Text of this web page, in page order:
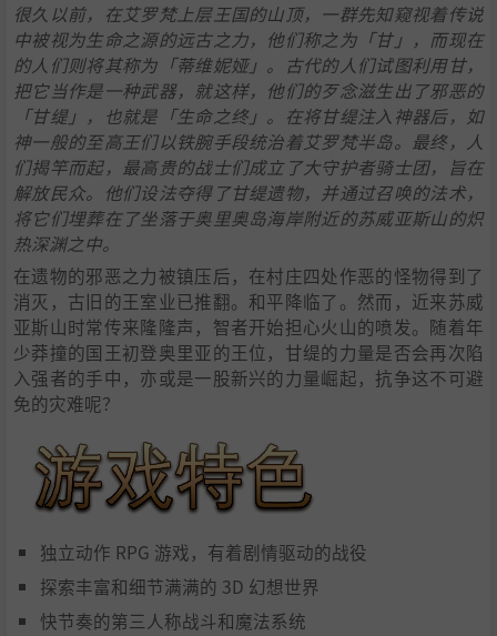
很久以前，在艾罗梵上层王国的山顶，一群先知窥视着传说
中被视为生命之源的远古之力，他们称之为「甘」，而现在
的人们则将其称为「蒂维妮娅」。古代的人们试图利用甘，
把它当作是一种武器，就这样，他们的歹念滋生出了邪恶的
「甘缇」，也就是「生命之终」。在将甘缇注入神器后，如
神一般的至高王们以铁腕手段统治着艾罗梵半岛。最终，人
们揭竿而起，最高贵的战士们成立了大守护者骑士团，旨在
解放民众。他们设法夺得了甘缇遗物，并通过召唤的法术，
将它们埋葬在了坐落于奥里奥岛海岸附近的苏威亚斯山的炽
热深渊之中。
在遗物的邪恶之力被镇压后，在村庄四处作恶的怪物得到了
消灭，古旧的王室业已推翻。和平降临了。然而，近来苏威
亚斯山时常传来隆隆声，智者开始担心火山的喷发。随着年
少莽撞的国王初登奥里亚的王位，甘缇的力量是否会再次陷
入强者的手中，亦或是一股新兴的力量崛起，抗争这不可避
免的灾难呢？
独立动作 RPG 游戏，有着剧情驱动的战役
探索丰富和细节满满的 3D 幻想世界
快节奏的第三人称战斗和魔法系统